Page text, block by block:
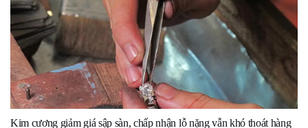
Kim cương giảm giá sập sàn, chấp nhận lỗ nặng vẫn khó thoát hàng